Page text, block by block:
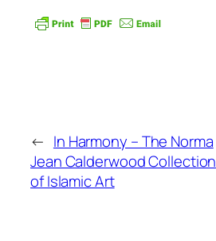
← In Harmony – The Norma
Jean Calderwood Collection
of Islamic Art